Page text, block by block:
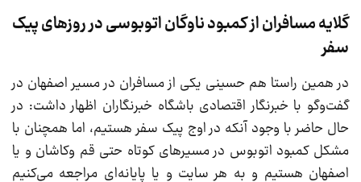
گلایه مسافران از کمبود ناوگان اتوبوسی در روز‌های پیک
سفر
در همین راستا هم حسینی یکی از مسافران در مسیر اصفهان در
گفت‌و‌گو با خبرنگار اقتصادی باشگاه خبرنگاران اظهار داشت: در
حال حاضر با وجود آنکه در اوج پیک سفر هستیم، اما همچنان با
مشکل کمبود اتوبوس در مسیر‌های کوتاه حتی قم وکاشان و یا
اصفهان هستیم و به هر سایت و یا پایانه‌ای مراجعه می‌کنیم